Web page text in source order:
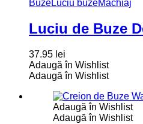
BuzeLuciu buzeMachiaj
Luciu de Buze
37.95 lei
Adaugă în Wishlist
Adaugă în Wishlist
Adaugă în Wishlist
Adaugă în Wishlist